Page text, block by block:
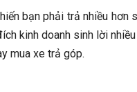
bạn phải trả nhiều
kinh doanh sinh lời
mua xe trả góp.